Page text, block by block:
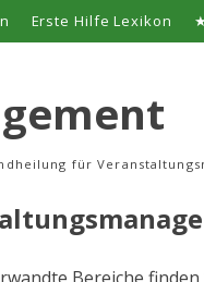
Erste Hilfe Lexikon
für